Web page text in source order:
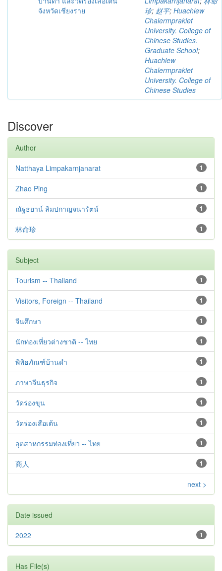
จังหวัดเชียงราย
珍; 赵平; Huachiew
Chalermprakiet
University. College of
Chinese Studies.
Graduate School;
Huachiew
Chalermprakiet
University. College of
Chinese Studies
Discover
Author
1
Natthaya Limpakarnjanarat
1
Zhao Ping
1
ณัฐธยาน์ ลิมปกาญจนารัตน์
1
林命珍
Subject
1
Tourism -- Thailand
1
Visitors, Foreign -- Thailand
1
จีนศึกษา
1
นักท่องเที่ยวต่างชาติ -- ไทย
1
พิพิธภัณฑ์บ้านดำ
1
ภาษาจีนธุรกิจ
1
วัดร่องขุน
1
วัดร่องเสือเต้น
1
อุตสาหกรรมท่องเที่ยว -- ไทย
1
商人
next >
Date issued
1
2022
Has File(s)